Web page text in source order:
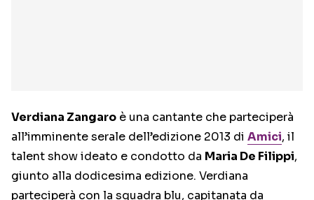
Verdiana Zangaro è una cantante che parteciperà
all’imminente serale dell’edizione 2013 di Amici, il
talent show ideato e condotto da Maria De Filippi,
giunto alla dodicesima edizione. Verdiana
parteciperà con la squadra blu, capitanata da